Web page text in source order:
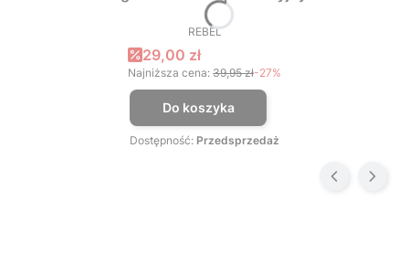
PRODUCENT
REBEL
Cena promocyjna
29,00 zł
Najniższa cena: 39,95 zł-27%
Do koszyka
Dostępność: Przedsprzedaż